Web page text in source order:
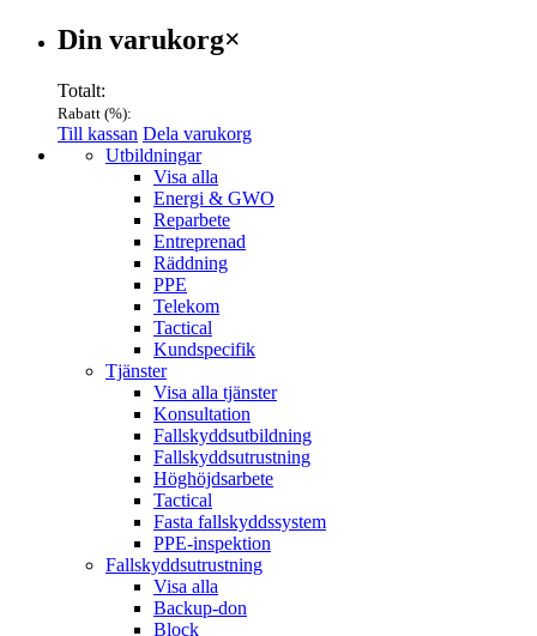
Varukorg
Din varukorg×
Totalt:
Rabatt (%):
Till kassan Dela varukorg
Menu Utbildningar
Visa alla
Energi & GWO
Reparbete
Entreprenad
Räddning
PPE
Telekom
Tactical
Kundspecifik
Tjänster
Visa alla tjänster
Konsultation
Fallskyddsutbildning
Fallskyddsutrustning
Höghöjdsarbete
Tactical
Fasta fallskyddssystem
PPE-inspektion
Fallskyddsutrustning
Visa alla
Backup-don
Block